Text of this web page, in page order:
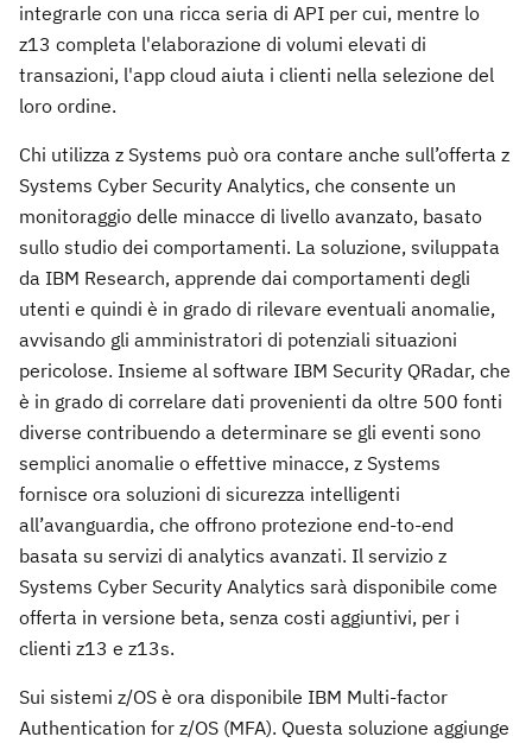
integrarle con una ricca seria di API per cui, mentre lo
z13 completa l'elaborazione di volumi elevati di
transazioni, l'app cloud aiuta i clienti nella selezione del
loro ordine.
Chi utilizza z Systems può ora contare anche sull’offerta z
Systems Cyber Security Analytics, che consente un
monitoraggio delle minacce di livello avanzato, basato
sullo studio dei comportamenti. La soluzione, sviluppata
da IBM Research, apprende dai comportamenti degli
utenti e quindi è in grado di rilevare eventuali anomalie,
avvisando gli amministratori di potenziali situazioni
pericolose. Insieme al software IBM Security QRadar, che
è in grado di correlare dati provenienti da oltre 500 fonti
diverse contribuendo a determinare se gli eventi sono
semplici anomalie o effettive minacce, z Systems
fornisce ora soluzioni di sicurezza intelligenti
all’avanguardia, che offrono protezione end-to-end
basata su servizi di analytics avanzati. Il servizio z
Systems Cyber Security Analytics sarà disponibile come
offerta in versione beta, senza costi aggiuntivi, per i
clienti z13 e z13s.
Sui sistemi z/OS è ora disponibile IBM Multi-factor
Authentication for z/OS (MFA). Questa soluzione aggiunge